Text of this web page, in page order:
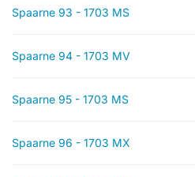
Spaarne 93 - 1703 MS
Spaarne 94 - 1703 MV
Spaarne 95 - 1703 MS
Spaarne 96 - 1703 MX